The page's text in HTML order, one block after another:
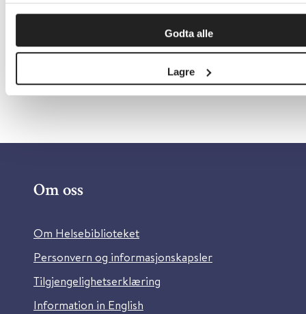
Godta alle
Lagre
resistens.
Om oss
Om Helsebiblioteket
Personvern og informasjonskapsler
Tilgjengelighetserklæring
Information in English